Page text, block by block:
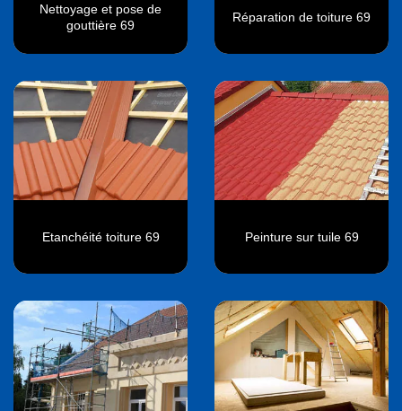
Nettoyage et pose de
gouttière 69
Réparation de toiture 69
Etanchéité toiture 69 Peinture sur tuile 69